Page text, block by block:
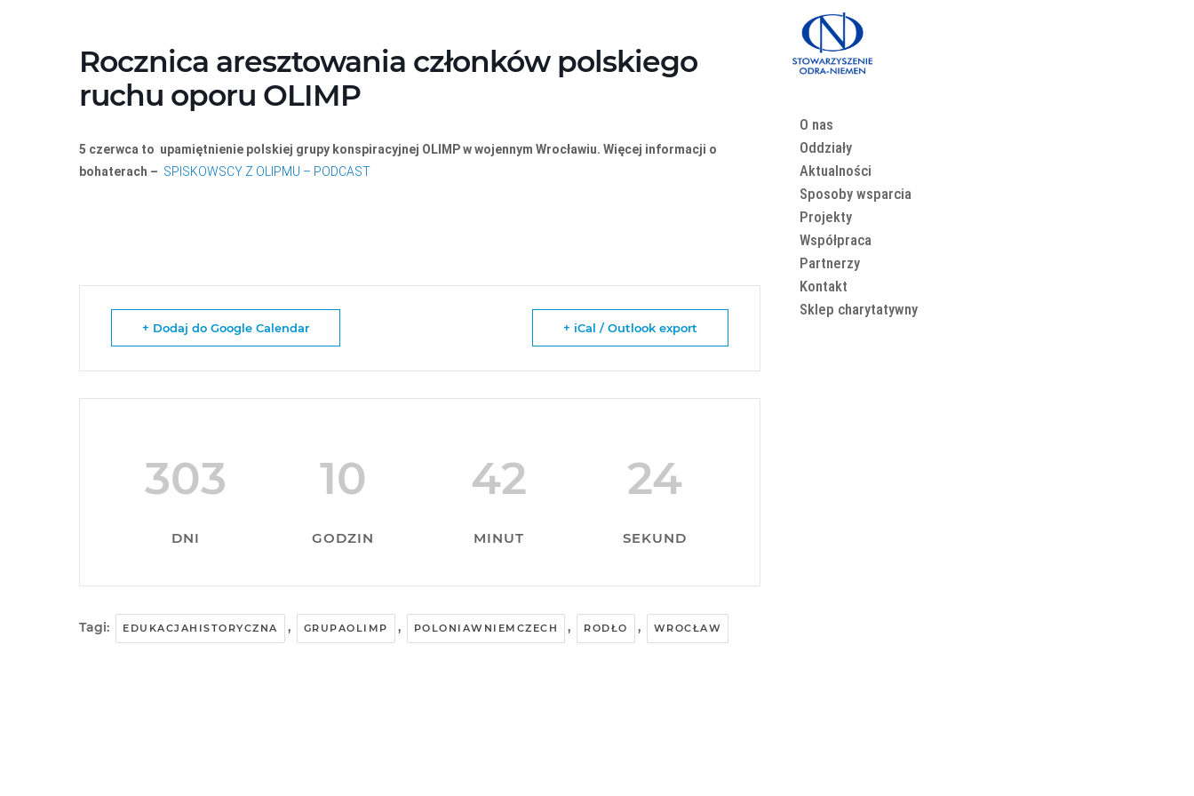
Rocznica aresztowania członków polskiego
ruchu oporu OLIMP
5 czerwca to upamiętnienie polskiej grupy konspiracyjnej OLIMP w wojennym Wrocławiu. Więcej informacji o
bohaterach – SPISKOWSCY Z OLIPMU – PODCAST
+ Dodaj do Google Calendar + iCal / Outlook export
303
DNI
10
GODZIN
42
MINUT
24
SEKUND
Tagi: EDUKACJAHISTORYCZNA , GRUPAOLIMP , POLONIAWNIEMCZECH , RODŁO , WROCŁAW
O nas
Oddziały
Aktualności
Sposoby wsparcia
Projekty
Współpraca
Partnerzy
Kontakt
Sklep charytatywny